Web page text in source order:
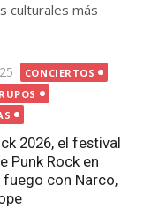
culturales más
CONCIERTOS
2026, el festival
Punk Rock en
fuego con Narco,